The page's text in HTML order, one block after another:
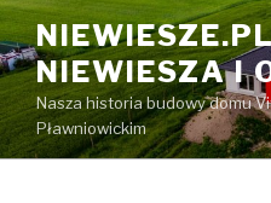
Przeskocz
do
treściNIEWIESZA I
Nasza historia budowy domu
Pławniowickim